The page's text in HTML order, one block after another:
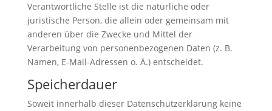
Verantwortliche Stelle ist die natürliche oder
juristische Person, die allein oder gemeinsam mit
anderen über die Zwecke und Mittel der
Verarbeitung von personenbezogenen Daten (z. B.
Namen, E-Mail-Adressen o. Ä.) entscheidet.
Speicherdauer
Soweit innerhalb dieser Datenschutzerklärung keine